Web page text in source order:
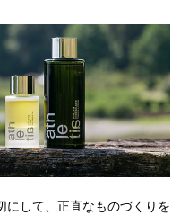
にして、正直なものづくりを